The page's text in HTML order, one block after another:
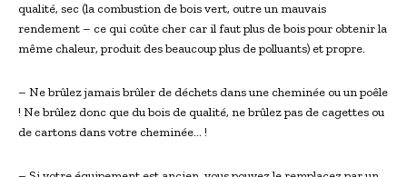
qualité, sec (la combustion de bois vert, outre un mauvais
rendement – ce qui coûte cher car il faut plus de bois pour obtenir la
même chaleur, produit des beaucoup plus de polluants) et propre.
– Ne brûlez jamais brûler de déchets dans une cheminée ou un poêle
! Ne brûlez donc que du bois de qualité, ne brûlez pas de cagettes ou
de cartons dans votre cheminée… !